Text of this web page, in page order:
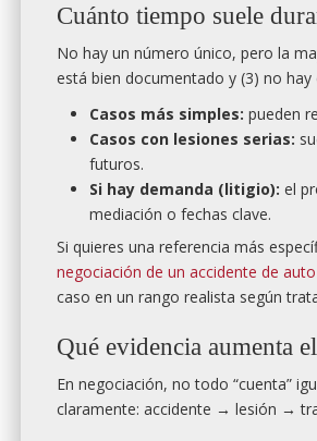
Cuánto tiempo suele
No hay un número único, pero la
está bien documentado y (3) no
Casos más simples: pueden
Casos con lesiones serias:
futuros.
Si hay demanda (litigio): el
mediación o fechas clave.
Si quieres una referencia más
negociación de un accidente de
caso en un rango realista según
Qué evidencia aumenta
En negociación, no todo “cuenta”
claramente: accidente → lesión →